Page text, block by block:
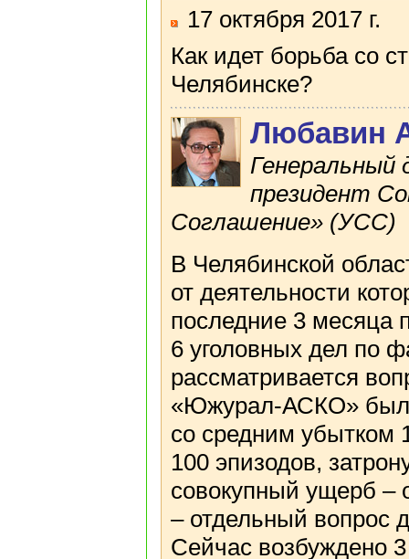
17 октября 2017 г.
Как идет борьба со
Челябинске?
Любавин
президент
Соглашение» (УСС)
В Челябинской
от деятельности
последние 3 месяца
6 уголовных дел по
рассматривается
«Южурал-АСКО»
со средним убытком
100 эпизодов,
совокупный ущерб –
– отдельный вопрос
Сейчас возбуждено